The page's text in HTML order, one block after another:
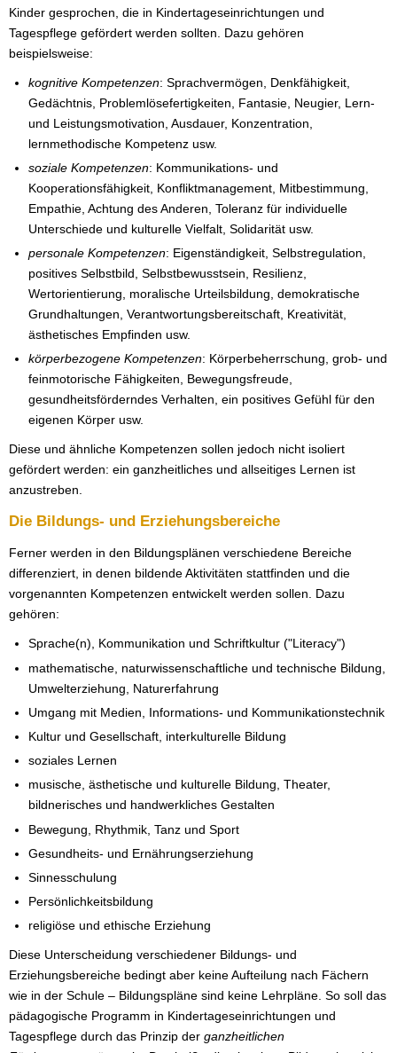
Kinder gesprochen, die in Kindertageseinrichtungen und
Tagespflege gefördert werden sollten. Dazu gehören
beispielsweise:
kognitive Kompetenzen: Sprachvermögen, Denkfähigkeit,
Gedächtnis, Problemlösefertigkeiten, Fantasie, Neugier, Lern-
und Leistungsmotivation, Ausdauer, Konzentration,
lernmethodische Kompetenz usw.
soziale Kompetenzen: Kommunikations- und
Kooperationsfähigkeit, Konfliktmanagement, Mitbestimmung,
Empathie, Achtung des Anderen, Toleranz für individuelle
Unterschiede und kulturelle Vielfalt, Solidarität usw.
personale Kompetenzen: Eigenständigkeit, Selbstregulation,
positives Selbstbild, Selbstbewusstsein, Resilienz,
Wertorientierung, moralische Urteilsbildung, demokratische
Grundhaltungen, Verantwortungsbereitschaft, Kreativität,
ästhetisches Empfinden usw.
körperbezogene Kompetenzen: Körperbeherrschung, grob- und
feinmotorische Fähigkeiten, Bewegungsfreude,
gesundheitsförderndes Verhalten, ein positives Gefühl für den
eigenen Körper usw.
Diese und ähnliche Kompetenzen sollen jedoch nicht isoliert
gefördert werden: ein ganzheitliches und allseitiges Lernen ist
anzustreben.
Die Bildungs- und Erziehungsbereiche
Ferner werden in den Bildungsplänen verschiedene Bereiche
differenziert, in denen bildende Aktivitäten stattfinden und die
vorgenannten Kompetenzen entwickelt werden sollen. Dazu
gehören:
Sprache(n), Kommunikation und Schriftkultur ("Literacy")
mathematische, naturwissenschaftliche und technische Bildung,
Umwelterziehung, Naturerfahrung
Umgang mit Medien, Informations- und Kommunikationstechnik
Kultur und Gesellschaft, interkulturelle Bildung
soziales Lernen
musische, ästhetische und kulturelle Bildung, Theater,
bildnerisches und handwerkliches Gestalten
Bewegung, Rhythmik, Tanz und Sport
Gesundheits- und Ernährungserziehung
Sinnesschulung
Persönlichkeitsbildung
religiöse und ethische Erziehung
Diese Unterscheidung verschiedener Bildungs- und
Erziehungsbereiche bedingt aber keine Aufteilung nach Fächern
wie in der Schule – Bildungspläne sind keine Lehrpläne. So soll das
pädagogische Programm in Kindertageseinrichtungen und
Tagespflege durch das Prinzip der ganzheitlichen